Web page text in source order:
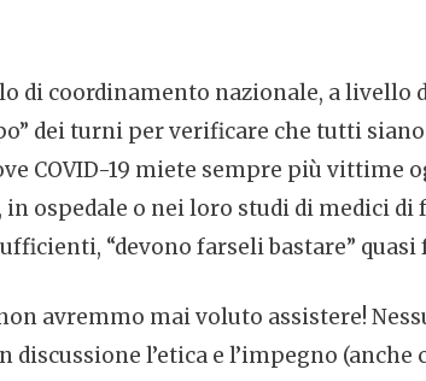
di coordinamento nazionale, a
dei turni per verificare che tutti
COVID-19 miete sempre più
ospedale o nei loro studi di medici
“devono farseli bastare” quasi
avremmo mai voluto assistere!
l’etica e l’impegno